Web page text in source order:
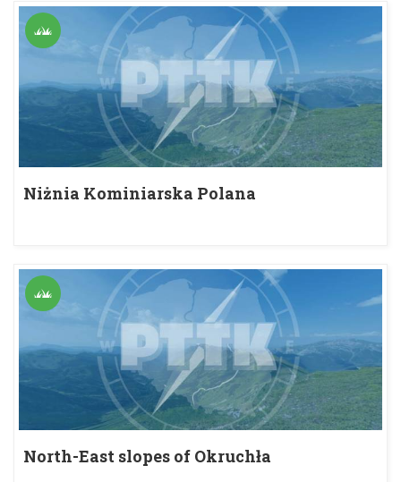
Niżnia Kominiarska Polana
North-East slopes of Okruchła